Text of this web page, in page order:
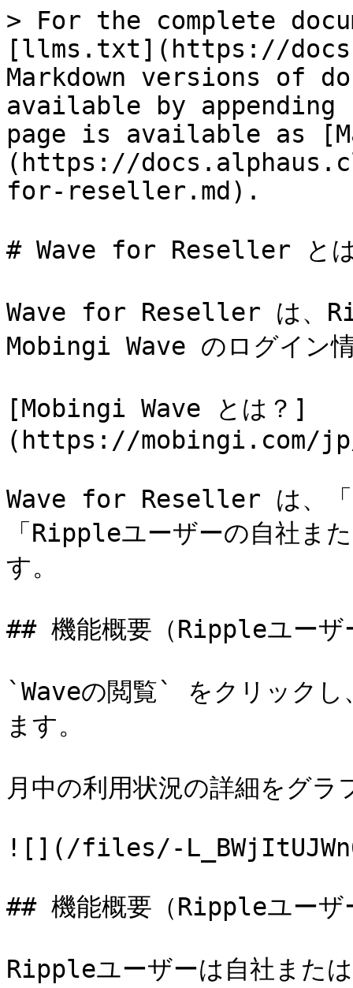
> For the complete
[llms.txt](https://
Markdown versions of
available by
page is available as
(https://
for-reseller.md).
# Wave for Reseller と
Wave for Reseller は、
Mobingi Wave のログイン
[Mobingi Wave とは？]
(https://mobingi.com/
Wave for Reseller は、「
「Rippleユーザーの自社ま
す。
## 機能概要（Rippleユーザ
`Waveの閲覧` をクリックし
ます。
月中の利用状況の詳細をグ
![](/files/-
## 機能概要（Rippleユーザ
Rippleユーザーは自社また